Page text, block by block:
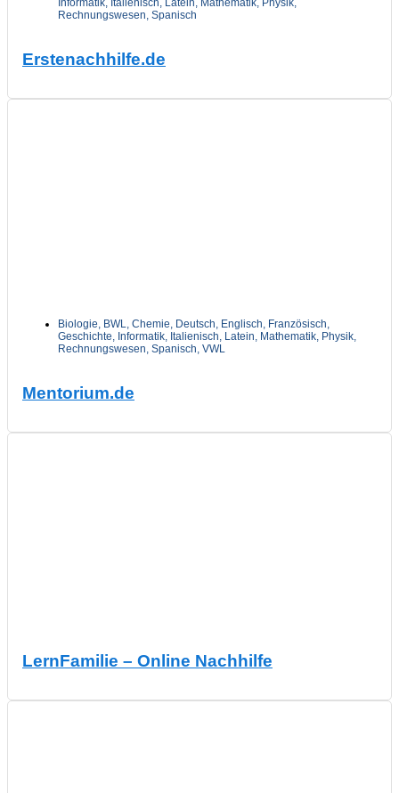
Informatik, Italienisch, Latein, Mathematik, Physik,
Rechnungswesen, Spanisch
Erstenachhilfe.de
Biologie, BWL, Chemie, Deutsch, Englisch, Französisch,
Geschichte, Informatik, Italienisch, Latein, Mathematik, Physik,
Rechnungswesen, Spanisch, VWL
Mentorium.de
LernFamilie – Online Nachhilfe